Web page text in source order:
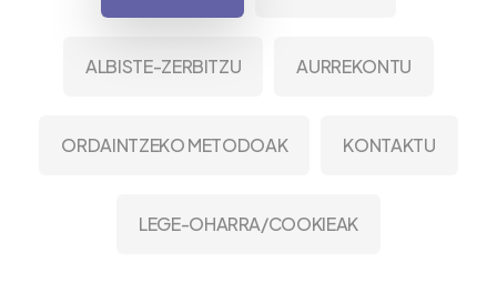
ALBISTE-ZERBITZU AURREKONTU
ORDAINTZEKO METODOAK KONTAKTU
LEGE-OHARRA/COOKIEAK